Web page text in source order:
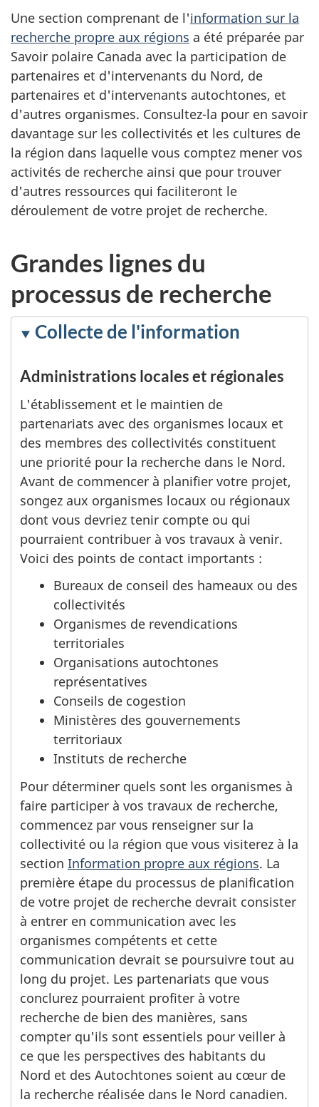
Une section comprenant de l'information sur la
recherche propre aux régions a été préparée par
Savoir polaire Canada avec la participation de
partenaires et d'intervenants du Nord, de
partenaires et d'intervenants autochtones, et
d'autres organismes. Consultez-la pour en savoir
davantage sur les collectivités et les cultures de
la région dans laquelle vous comptez mener vos
activités de recherche ainsi que pour trouver
d'autres ressources qui faciliteront le
déroulement de votre projet de recherche.
Grandes lignes du
processus de recherche
Collecte de l'information
Administrations locales et régionales
L'établissement et le maintien de
partenariats avec des organismes locaux et
des membres des collectivités constituent
une priorité pour la recherche dans le Nord.
Avant de commencer à planifier votre projet,
songez aux organismes locaux ou régionaux
dont vous devriez tenir compte ou qui
pourraient contribuer à vos travaux à venir.
Voici des points de contact importants :
Bureaux de conseil des hameaux ou des
collectivités
Organismes de revendications
territoriales
Organisations autochtones
représentatives
Conseils de cogestion
Ministères des gouvernements
territoriaux
Instituts de recherche
Pour déterminer quels sont les organismes à
faire participer à vos travaux de recherche,
commencez par vous renseigner sur la
collectivité ou la région que vous visiterez à la
section Information propre aux régions. La
première étape du processus de planification
de votre projet de recherche devrait consister
à entrer en communication avec les
organismes compétents et cette
communication devrait se poursuivre tout au
long du projet. Les partenariats que vous
conclurez pourraient profiter à votre
recherche de bien des manières, sans
compter qu'ils sont essentiels pour veiller à
ce que les perspectives des habitants du
Nord et des Autochtones soient au cœur de
la recherche réalisée dans le Nord canadien.